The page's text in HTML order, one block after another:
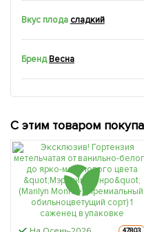
Вкус плода сладкий
Бренд Весна
С этим товаром